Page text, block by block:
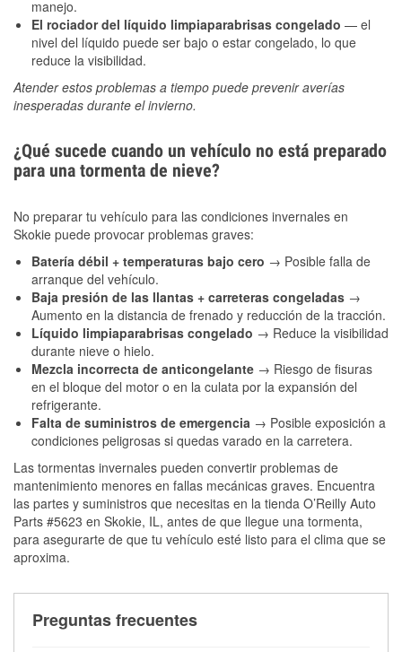
manejo.
El rociador del líquido limpiaparabrisas congelado — el
nivel del líquido puede ser bajo o estar congelado, lo que
reduce la visibilidad.
Atender estos problemas a tiempo puede prevenir averías
inesperadas durante el invierno.
¿Qué sucede cuando un vehículo no está preparado
para una tormenta de nieve?
No preparar tu vehículo para las condiciones invernales en
Skokie puede provocar problemas graves:
Batería débil + temperaturas bajo cero → Posible falla de
arranque del vehículo.
Baja presión de las llantas + carreteras congeladas →
Aumento en la distancia de frenado y reducción de la tracción.
Líquido limpiaparabrisas congelado → Reduce la visibilidad
durante nieve o hielo.
Mezcla incorrecta de anticongelante → Riesgo de fisuras
en el bloque del motor o en la culata por la expansión del
refrigerante.
Falta de suministros de emergencia → Posible exposición a
condiciones peligrosas si quedas varado en la carretera.
Las tormentas invernales pueden convertir problemas de
mantenimiento menores en fallas mecánicas graves. Encuentra
las partes y suministros que necesitas en la tienda O’Reilly Auto
Parts #5623 en Skokie, IL, antes de que llegue una tormenta,
para asegurarte de que tu vehículo esté listo para el clima que se
aproxima.
Preguntas frecuentes